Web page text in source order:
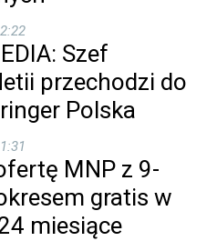
Szef
przechodzi do
Polska
MNP z 9-
gratis w
miesiące